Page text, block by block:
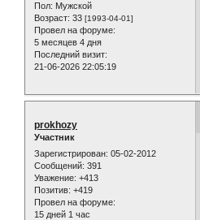
Пол: Мужской
Возраст: 33 [1993-04-01]
Провел на форуме:
5 месяцев 4 дня
Последний визит:
21-06-2026 22:05:19
prokhozy
Участник
Зарегистрирован: 05-02-2012
Сообщений: 391
Уважение: +413
Позитив: +419
Провел на форуме:
15 дней 1 час